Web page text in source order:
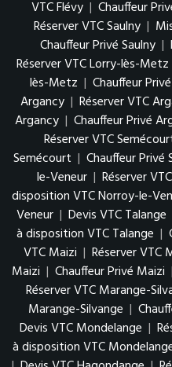
VTC Flévy | Chauffeur
Réserver VTC Saulny |
Chauffeur Privé Saulny |
Réserver VTC Lorry-lès-Metz
lès-Metz | Chauffeur
Argancy | Réserver VTC
Argancy | Chauffeur Privé
Réserver VTC
Semécourt | Chauffeur Privé
le-Veneur | Réserver
disposition VTC Norroy-le-
Veneur | Devis VTC Talange
à disposition VTC Talange |
VTC Maizi | Réserver VTC
Maizi | Chauffeur Privé Maizi |
Réserver VTC Marange-
Marange-Silvange |
Devis VTC Mondelange |
à disposition VTC